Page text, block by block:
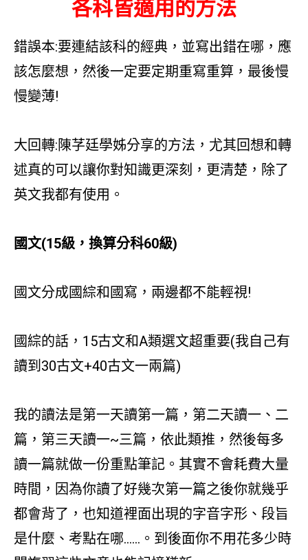
各科皆適用的方法
錯誤本:要連結該科的經典，並寫出錯在哪，應
該怎麼想，然後一定要定期重寫重算，最後慢
慢變薄!
大回轉:陳芓廷學姊分享的方法，尤其回想和轉
述真的可以讓你對知識更深刻，更清楚，除了
英文我都有使用。
國文(15級，換算分科60級)
國文分成國綜和國寫，兩邊都不能輕視!
國綜的話，15古文和A類選文超重要(我自己有
讀到30古文+40古文一兩篇)
我的讀法是第一天讀第一篇，第二天讀一、二
篇，第三天讀一~三篇，依此類推，然後每多
讀一篇就做一份重點筆記。其實不會耗費大量
時間，因為你讀了好幾次第一篇之後你就幾乎
都會背了，也知道裡面出現的字音字形、段旨
是什麼、考點在哪……。到後面你不用花多少時